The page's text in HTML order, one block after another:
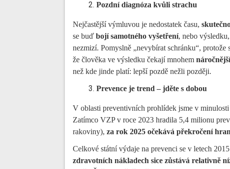
Pozdní diagnóza kvůli strachu
Nejčastější výmluvou je nedostatek času,
se buď bojí samotného vyšetření, nebo
nezmizí. Pomyslně „nevybírat schránku“, protože
že člověka ve výsledku čekají mnohem
než kde jinde platí: lepší pozdě nežli později.
Prevence je trend – jděte s dobou
V oblasti preventivních prohlídek jsme v
Zatímco VZP v roce 2023 hradila 5,4 milionu
rakoviny), za rok 2025 očekává překročení
Celkové státní výdaje na prevenci se v letech
zdravotních nákladech sice zůstává relativně